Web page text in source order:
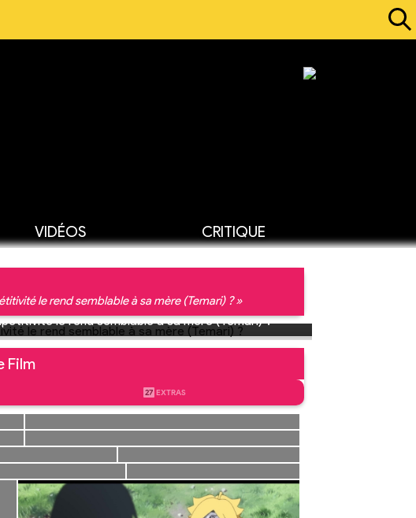
VIDÉOS CRITIQUE
le rend semblable à sa mère (Temari) ? »
le rend semblable à sa mère (Temari) ?
Film
27 EXTRAS